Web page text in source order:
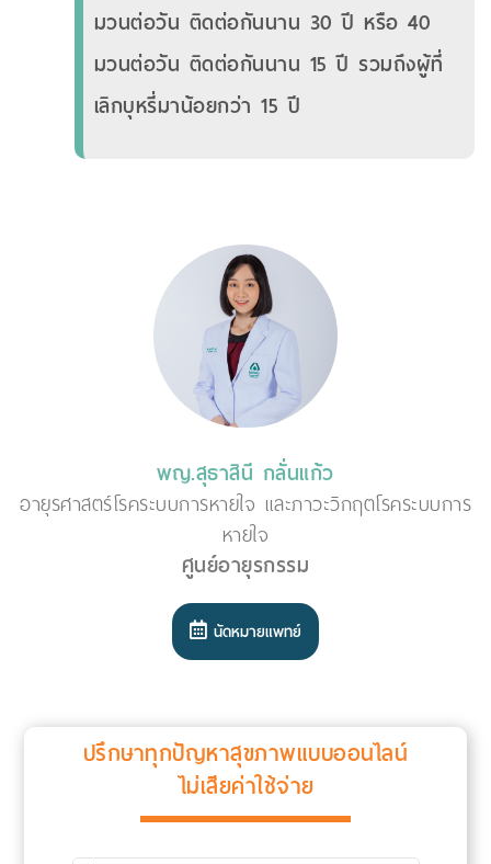
มวนต่อวัน ติดต่อกันนาน 30 ปี หรือ 40
มวนต่อวัน ติดต่อกันนาน 15 ปี รวมถึงผู้ที่
เลิกบุหรี่มาน้อยกว่า 15 ปี
พญ.สุธาสินี กลั่นแก้ว
อายุรศาสตร์โรคระบบการหายใจ และภาวะวิกฤตโรคระบบการ
หายใจ
ศูนย์อายุรกรรม
นัดหมายแพทย์
ปรึกษาทุกปัญหาสุขภาพแบบออนไลน์
ไม่เสียค่าใช้จ่าย